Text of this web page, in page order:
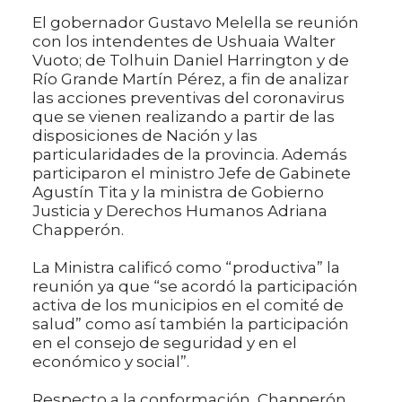
El gobernador Gustavo Melella se reunión
con los intendentes de Ushuaia Walter
Vuoto; de Tolhuin Daniel Harrington y de
Río Grande Martín Pérez, a fin de analizar
las acciones preventivas del coronavirus
que se vienen realizando a partir de las
disposiciones de Nación y las
particularidades de la provincia. Además
participaron el ministro Jefe de Gabinete
Agustín Tita y la ministra de Gobierno
Justicia y Derechos Humanos Adriana
Chapperón.
La Ministra calificó como “productiva” la
reunión ya que “se acordó la participación
activa de los municipios en el comité de
salud” como así también la participación
en el consejo de seguridad y en el
económico y social”.